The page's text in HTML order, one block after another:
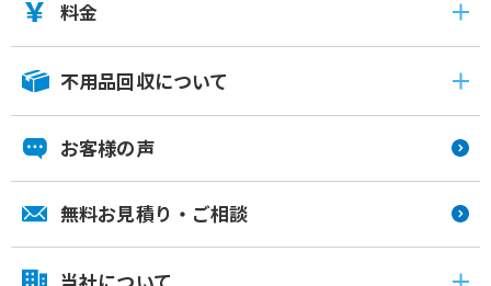
料金
不用品回収について
お客様の声
無料お見積り・ご相談